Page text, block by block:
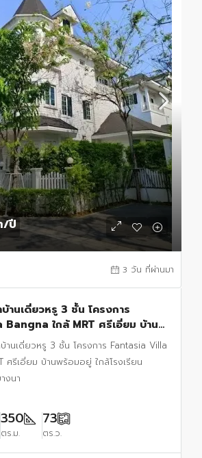
/ปี
3 วัน ที่ผ่านมา
านเดี่ยวหรู 3 ชั้น โครงการ
ใกล้ MRT ศรีเอี่ยม บ้าน
บ้านเดี่ยวหรู 3 ชั้น โครงการ Fantasia Villa
ศรีเอี่ยม บ้านพร้อมอยู่ ใกล้โรงเรียน
งนา
350
ตร.ม.
73
ตร.ว.